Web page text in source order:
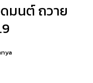
มนต์ ถวาย